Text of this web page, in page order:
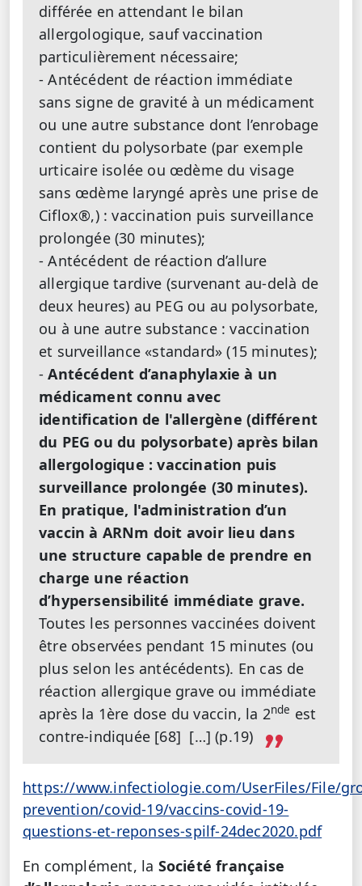
différée en attendant le bilan
allergologique, sauf vaccination
particulièrement nécessaire;
- Antécédent de réaction immédiate
sans signe de gravité à un médicament
ou une autre substance dont l’enrobage
contient du polysorbate (par exemple
urticaire isolée ou œdème du visage
sans œdème laryngé après une prise de
Ciflox®,) : vaccination puis surveillance
prolongée (30 minutes);
- Antécédent de réaction d’allure
allergique tardive (survenant au-delà de
deux heures) au PEG ou au polysorbate,
ou à une autre substance : vaccination
et surveillance «standard» (15 minutes);
-Antécédent d’anaphylaxie à un
médicament connu avec
identification de l'allergène (différent
du PEG ou du polysorbate) après bilan
allergologique : vaccination puis
surveillance prolongée (30 minutes).
En pratique, l'administration d’un
vaccin à ARNm doit avoir lieu dans
une structure capable de prendre en
charge une réaction
d’hypersensibilité immédiate grave.
Toutes les personnes vaccinées doivent
être observées pendant 15 minutes (ou
plus selon les antécédents). En cas de
réaction allergique grave ou immédiate
après la 1ère dose du vaccin, la 2nde est
contre-indiquée [68] […] (p.19)
https://www.infectiologie.com/UserFiles/File/
prevention/covid-19/vaccins-covid-19-
questions-et-reponses-spilf-24dec2020.pdf
En complément, la Société française